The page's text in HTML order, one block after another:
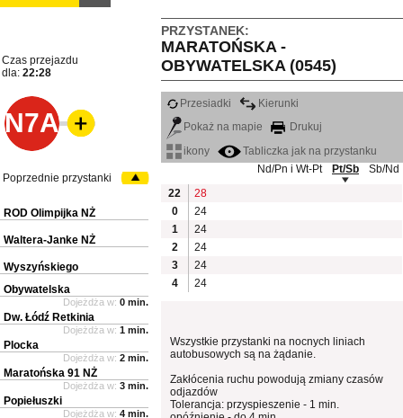
PRZYSTANEK:
MARATOŃSKA -
OBYWATELSKA (0545)
Czas przejazdu
dla: 22:28
N7A
Przesiadki
Kierunki
Pokaż na mapie
Drukuj
ikony
Tabliczka jak na przystanku
Nd/Pn i Wt-Pt
Pt/Sb
Sb/Nd
22
28
0
24
1
24
2
24
3
24
4
24
Wszystkie przystanki na nocnych liniach
autobusowych są na żądanie.
Zakłócenia ruchu powodują zmiany czasów
odjazdów
Tolerancja: przyspieszenie - 1 min.
Poprzednie przystanki
ROD Olimpijka NŻ
Waltera-Janke NŻ
Wyszyńskiego
Obywatelska
Dojeżdża w: 0 min.
Dw. Łódź Retkinia
Dojeżdża w: 1 min.
Plocka
Dojeżdża w: 2 min.
Maratońska 91 NŻ
Dojeżdża w: 3 min.
Popiełuszki
Dojeżdża w: 4 min.